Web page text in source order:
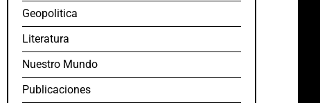
Geopolitica
Literatura
Nuestro Mundo
Publicaciones